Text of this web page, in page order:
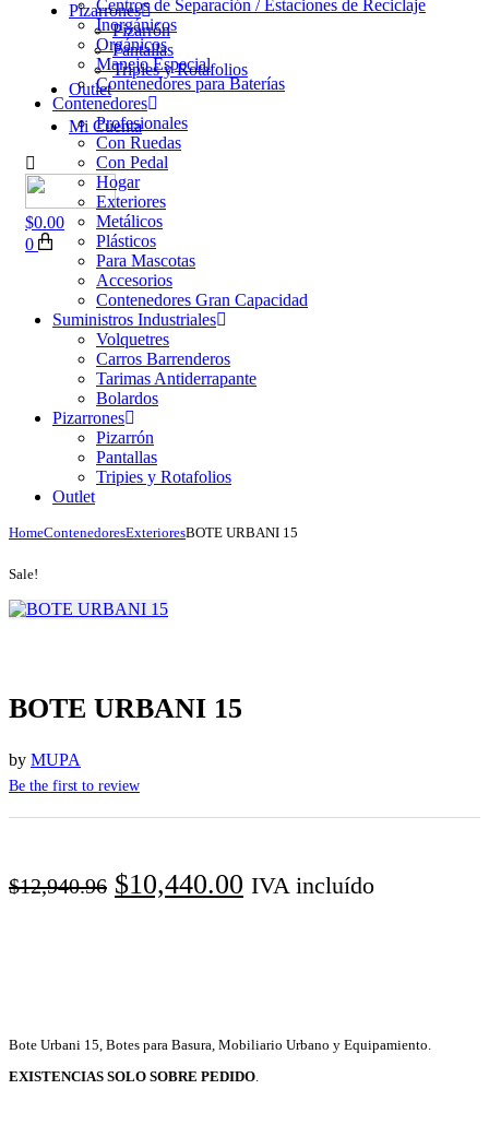
Pizarrones
Pizarrón
Pantallas
Tripies y Rotafolios
Outlet
Mi Cuenta
$0.00
0
Centros de Separación / Estaciones de Reciclaje
Inorgánicos
Orgánicos
Manejo Especial
Contenedores para Baterías
Contenedores
Profesionales
Con Ruedas
Con Pedal
Hogar
Exteriores
Metálicos
Plásticos
Para Mascotas
Accesorios
Contenedores Gran Capacidad
Suministros Industriales
Volquetres
Carros Barrenderos
Tarimas Antiderrapante
Bolardos
Pizarrones
Pizarrón
Pantallas
Tripies y Rotafolios
Outlet
HomeContenedoresExterioresBOTE URBANI 15
Sale!
BOTE URBANI 15
by MUPA
Be the first to review
$12,940.96 El
$10,440.00 El
IVA incluído
Bote Urbani 15, Botes para Basura, Mobiliario Urbano y Equipamiento.
EXISTENCIAS SOLO SOBRE PEDIDO